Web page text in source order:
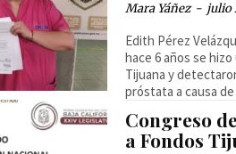
Mara Yáñez - julio
Edith Pérez
hace 6 años se
Tijuana y
próstata a causa
Congreso
a Fondos